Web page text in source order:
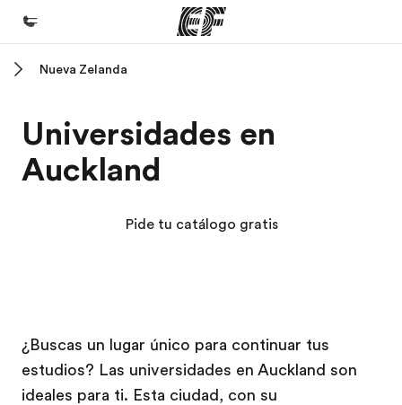
Programas
Ver todo lo que hacemos
Trabajos
Únete al equipo
Nueva Zelanda
Universidades en
Auckland
Pide tu catálogo gratis
¿Buscas un lugar único para continuar tus
estudios? Las universidades en Auckland son
ideales para ti. Esta ciudad, con su